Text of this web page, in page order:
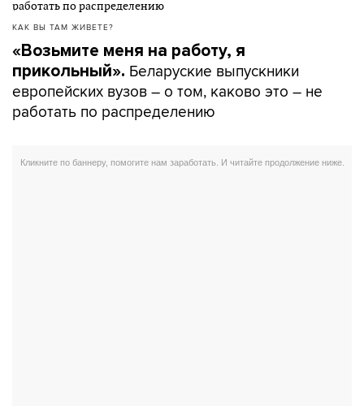
КАК ВЫ ТАМ ЖИВЕТЕ?
«Возьмите меня на работу, я
прикольный». Беларуские выпускники
европейских вузов – о том, каково это – не
работать по распределению